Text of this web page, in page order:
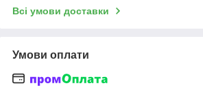
Всі умови доставки
Умови оплати